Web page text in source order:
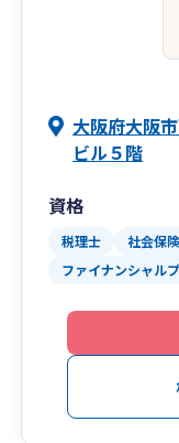
大阪府大阪
ビル５階
資格
税理士 社会保
ファイナンシャル